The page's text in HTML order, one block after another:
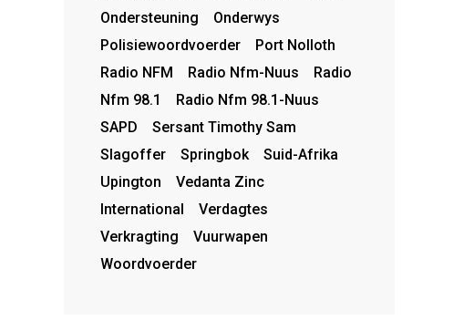
Ondersteuning
Onderwys
Polisiewoordvoerder
Port Nolloth
Radio NFM
Radio Nfm-Nuus
Radio
Nfm 98.1
Radio Nfm 98.1-Nuus
SAPD
Sersant Timothy Sam
Slagoffer
Springbok
Suid-Afrika
Upington
Vedanta Zinc
International
Verdagtes
Verkragting
Vuurwapen
Woordvoerder